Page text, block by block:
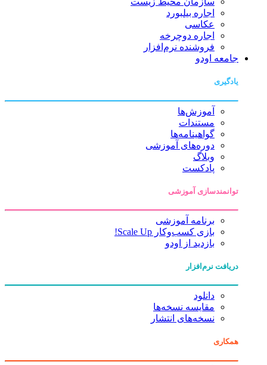
اجاره بیلبورد
عکاسی
اجاره دوچرخه
فروشنده نرم‌افزار
جامعه اودو
یادگیری
آموزش‌ها
مستندات
گواهینامه‌ها
دوره‌های آموزشی
وبلاگ
پادکست
توانمندسازی آموزشی
برنامه آموزشی
بازی کسب‌وکار Scale Up!
بازدید از اودو
دریافت نرم‌افزار
دانلود
مقایسه نسخه‌ها
نسخه‌های انتشار
همکاری